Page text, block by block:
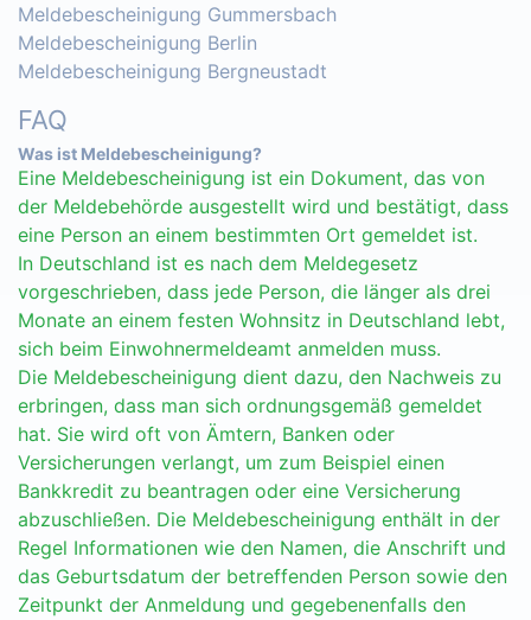
Meldebescheinigung Gummersbach
Meldebescheinigung Berlin
Meldebescheinigung Bergneustadt
FAQ
Was ist Meldebescheinigung?
Eine Meldebescheinigung ist ein Dokument, das von
der Meldebehörde ausgestellt wird und bestätigt, dass
eine Person an einem bestimmten Ort gemeldet ist.
In Deutschland ist es nach dem Meldegesetz
vorgeschrieben, dass jede Person, die länger als drei
Monate an einem festen Wohnsitz in Deutschland lebt,
sich beim Einwohnermeldeamt anmelden muss.
Die Meldebescheinigung dient dazu, den Nachweis zu
erbringen, dass man sich ordnungsgemäß gemeldet
hat. Sie wird oft von Ämtern, Banken oder
Versicherungen verlangt, um zum Beispiel einen
Bankkredit zu beantragen oder eine Versicherung
abzuschließen. Die Meldebescheinigung enthält in der
Regel Informationen wie den Namen, die Anschrift und
das Geburtsdatum der betreffenden Person sowie den
Zeitpunkt der Anmeldung und gegebenenfalls den